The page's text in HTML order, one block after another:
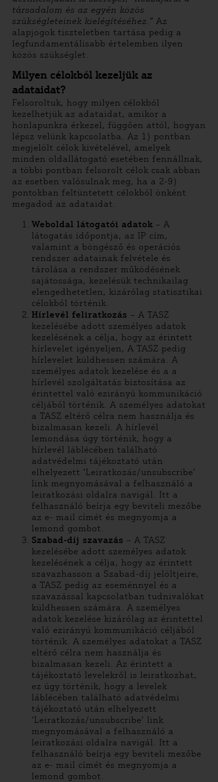
társadalom és az egyén közös
szükségleteinek kielégítéséhez.” Az
alapjogok tiszteletben tartása pedig a
legfundamentálisabb értelemben ilyen
közös szükséglet.
Milyen célokból kezeljük az
adataidat?
Felsoroltuk, hogy milyen célokból
kezelhetjük az adataidat, amikor a
honlapunkra érkezel, függően attól, hogyan
lépsz velünk kapcsolatba. Az 1) pontban
megjelölt célok kivételével, amelyek
minden oldallátogató esetében fennállnak,
a többi pontban felsorolt célok csak abban
az esetben valósulnak meg, ha a 2-9)
pontokban feltüntetett célokból önként
megadod az adataidat.
Weboldal látogatói adatok – A
látogatás időpontja, az IP cím,
valamint a böngésző és operációs
rendszer adatainak felvétele és
tárolása a rendszer működésének
sajátossága, kezelésük technikailag
elengedhetetlen, kizárólag statisztikai
célokból történik.
Hírlevél feliratkozás – A TASZ
kezelésébe adott személyes adatok
kezelésének a célja, hogy az érintett
hírlevelet igényeljen, A TASZ pedig
hírlevelet küldhessen számára. A
személyes adatok kezelése és a a
hírlevél szolgáltatás biztosítása az
érintettel való ezirányú kommunikáció
céljából történik. A személyes adatokat
a TASZ eltérő célra nem használja és
bizalmasan kezeli. A hírlevél
lemondása úgy történik, hogy a
hírlevél láblécében található
adatvédelmi tájékoztató után
elhelyezett ‘Leiratkozás/unsubscribe’
link megnyomásával a felhasználó a
leiratkozási oldalra navigál. Itt a
felhasználó beírja egy beviteli mezőbe
az e- mail címét és megnyomja a
lemond gombot.
Szabad-díj szavazás – A TASZ
kezelésébe adott személyes adatok
kezelésének a célja, hogy az érintett
szavazhasson a Szabad-díj jelöltjeire,
a TASZ pedig az eseménnyel és a
szavazással kapcsolatban tudnivalókat
küldhessen számára. A személyes
adatok kezelése kizárólag az érintettel
való ezirányú kommunikáció céljából
történik. A személyes adatokat a TASZ
eltérő célra nem használja és
bizalmasan kezeli. Az érintett a
tájékoztató levelekről is leiratkozhat,
ez úgy történik, hogy a levelek
láblécében található adatvédelmi
tájékoztató után elhelyezett
‘Leiratkozás/unsubscribe’ link
megnyomásával a felhasználó a
leiratkozási oldalra navigál. Itt a
felhasználó beírja egy beviteli mezőbe
az e- mail címét és megnyomja a
lemond gombot.